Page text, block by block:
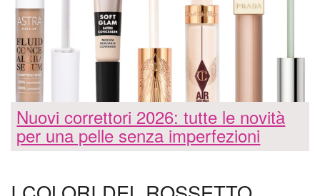
Nuovi correttori 2026: tutte le novità
per una pelle senza imperfezioni